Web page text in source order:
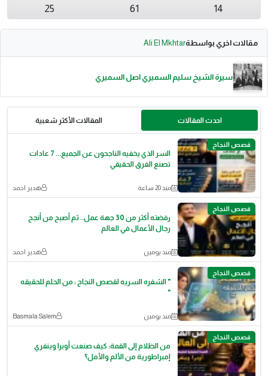
14
61
25
مقالات اخري بواسطةAli El Mkhtar
سيرة الشيخ سليم السميري اصل السميري
احدث المقالات المقالات الأكثر شعبية
قصص النجاح
السر الذي يخفيه الناجحون عن الجميع... 7 عادات
تصنع الفرق الحقيقي
منذ 20 ساعة هدير احمد
قصص النجاح
رفضته أكثر من 30 جهة عمل.. ثم أصبح من أنجح
رجال الأعمال في العالم
منذ يومين هدير احمد
قصص النجاح
​" الشفره السريه لقصص النجاح : من الحلم للحقيقه
"
منذ يومين Basmala Salem
قصص النجاح
من الظلام إلى القمة: كيف صنعت أوبرا وينفري
إمبراطورية من الألم والأمل؟